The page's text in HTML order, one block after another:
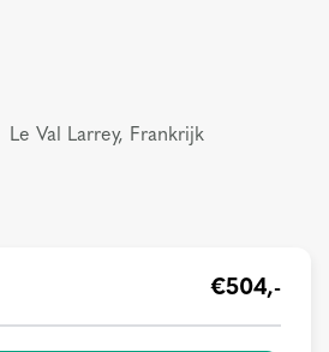
Le Val Larrey, Frankrijk
€504,-